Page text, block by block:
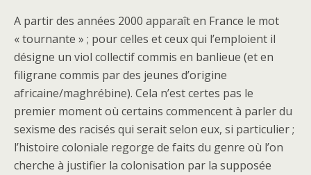
A partir des années 2000 apparaît en France le mot
« tournante » ; pour celles et ceux qui l’emploient il
désigne un viol collectif commis en banlieue (et en
filigrane commis par des jeunes d’origine
africaine/maghrébine). Cela n’est certes pas le
premier moment où certains commencent à parler du
sexisme des racisés qui serait selon eux, si particulier ;
l’histoire coloniale regorge de faits du genre où l’on
cherche à justifier la colonisation par la supposée